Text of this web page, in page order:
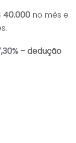
40.000 no mês e
– dedução